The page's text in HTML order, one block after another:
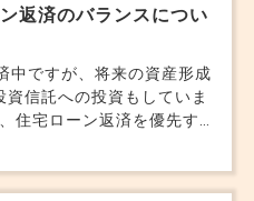
を押さえておくと安心で
手数料）
りるか）
返済のバランスについ
中ですが、将来の資産形成
信託への投資もしていま
とは下記